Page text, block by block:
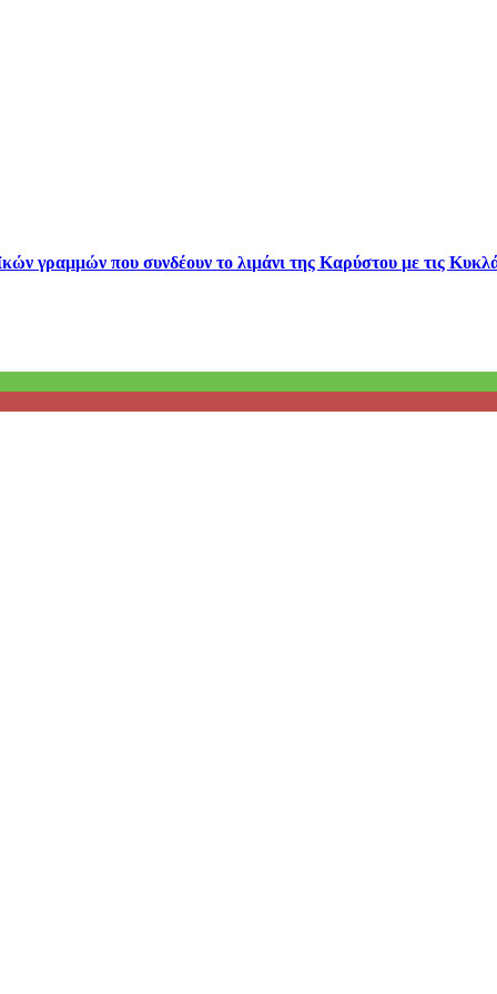
γραμμών που συνδέουν το λιμάνι της Καρύστου με τις